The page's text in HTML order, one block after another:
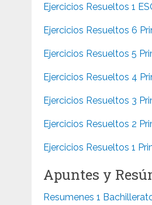
Ejercicios Resueltos 1
Ejercicios Resueltos 6
Ejercicios Resueltos 5
Ejercicios Resueltos 4
Ejercicios Resueltos 3
Ejercicios Resueltos 2
Ejercicios Resueltos 1
Apuntes y
Resumenes 1